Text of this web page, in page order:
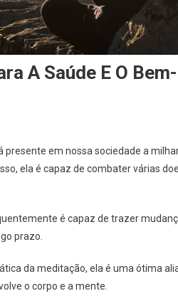
A Saúde E O
presente em nossa sociedade a
ela é capaz de combater várias
é capaz de trazer
prazo.
da meditação, ela é uma ótima
o corpo e a mente.